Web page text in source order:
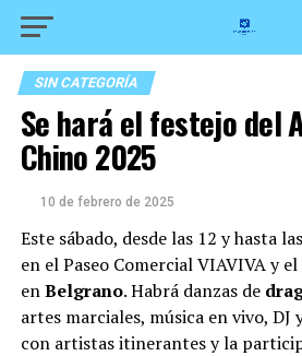
SIN CATEGORÍA
Se hará el festejo del
Chino 2025
10 de febrero de 2025
Este sábado, desde las 12 y hasta
en el Paseo Comercial VIAVIVA y
enBelgrano. Habrá danzas de
artes marciales, música en vivo,
con artistas itinerantes y la